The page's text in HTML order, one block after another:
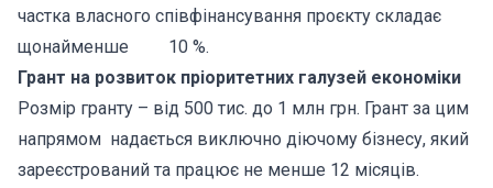
частка власного співфінансування проєкту складає
щонайменше 10 %.
Грант на розвиток пріоритетних галузей економіки
Розмір гранту – від 500 тис. до 1 млн грн. Грант за цим
напрямом надається виключно діючому бізнесу, який
зареєстрований та працює не менше 12 місяців.